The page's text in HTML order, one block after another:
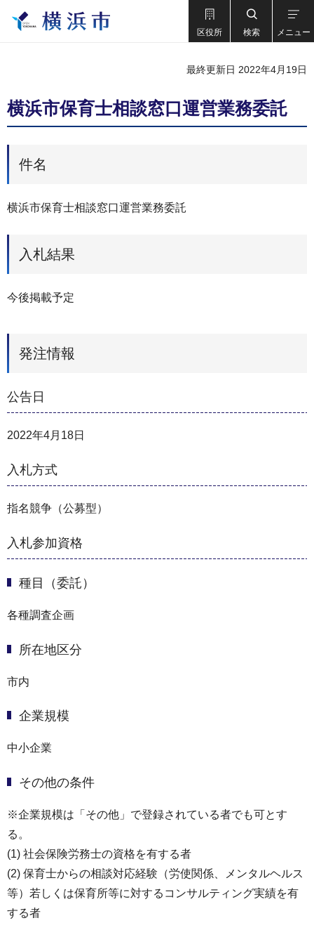
区役所 検索 メニュー
最終更新日 2022年4月19日
横浜市保育士相談窓口運営業務委託
件名
横浜市保育士相談窓口運営業務委託
入札結果
今後掲載予定
発注情報
公告日
2022年4月18日
入札方式
指名競争（公募型）
入札参加資格
種目（委託）
各種調査企画
所在地区分
市内
企業規模
中小企業
その他の条件
※企業規模は「その他」で登録されている者でも可とす
る。
(1) 社会保険労務士の資格を有する者
(2) 保育士からの相談対応経験（労使関係、メンタルヘルス
等）若しくは保育所等に対するコンサルティング実績を有
する者